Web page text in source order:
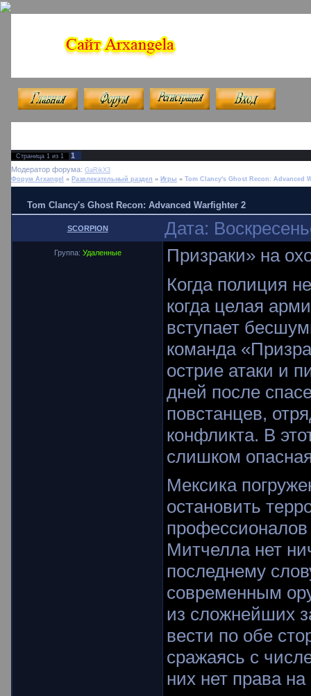
| | |
Страница 1 из 1
1
Модератор форума: GaRikX3
Форум Arxangel » Развлекательный раздел » Игры » Tom Clancy's Ghost Recon: Advanced
Tom Clancy's Ghost Recon: Advanced Warfighter 2
SCORPION Дата:
Группа: Удаленные
Призраки» на
Когда полиция
когда целая
вступает
команда
острие атаки и
дней после
повстанцев,
конфликта. В
слишком
Мексика
остановить
Митчелла нет
последнему
современным
из сложнейших
вести по обе
сражаясь с
них нет права